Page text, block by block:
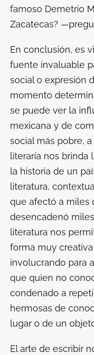
famoso Demetrio
Zacatecas?
En conclusión, es
fuente invaluable
social o expresión
momento
se puede ver la
mexicana y de
social más pobre, a
literaria nos brinda
la historia de un
literatura,
que afectó a miles
desencadenó
literatura nos
forma muy
involucrando para
que quien no
condenado a
hermosas de
lugar o de un
El arte de escribir